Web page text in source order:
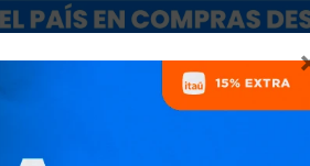
NUTRICIONISTAS